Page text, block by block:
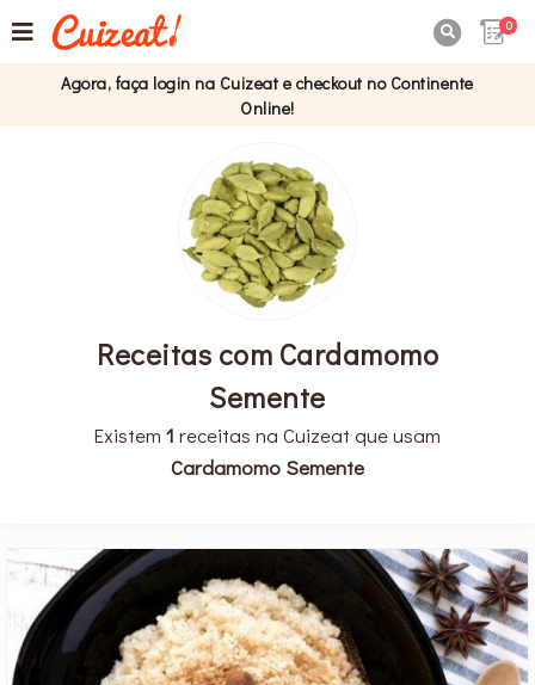
0
Agora, faça login na Cuizeat e checkout no Continente
Online!
Receitas com Cardamomo
Semente
Existem 1 receitas na Cuizeat que usam
Cardamomo Semente